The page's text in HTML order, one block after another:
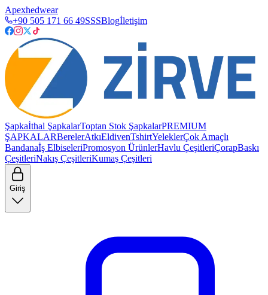
Apexhedwear
+90 505 171 66 49SSSBlogİletişim
Şapkaİthal ŞapkalarToptan Stok ŞapkalarPREMIUM
ŞAPKALARBerelerAtkıEldivenTshirtYeleklerÇok Amaçlı
Bandanaİş ElbiseleriPromosyon ÜrünlerHavlu ÇeşitleriÇorapBaskı
ÇeşitleriNakış ÇeşitleriKumaş Çeşitleri
Giriş